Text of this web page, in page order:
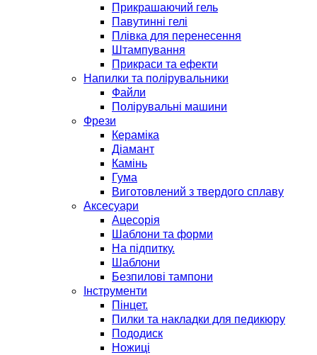
Прикрашаючий гель
Павутинні гелі
Плівка для перенесення
Штампування
Прикраси та ефекти
Напилки та полірувальники
Файли
Полірувальні машини
Фрези
Кераміка
Діамант
Камінь
Гума
Виготовлений з твердого сплаву
Аксесуари
Ацесорія
Шаблони та форми
На підпитку.
Шаблони
Безпилові тампони
Інструменти
Пінцет.
Пилки та накладки для педикюру
Пододиск
Ножиці